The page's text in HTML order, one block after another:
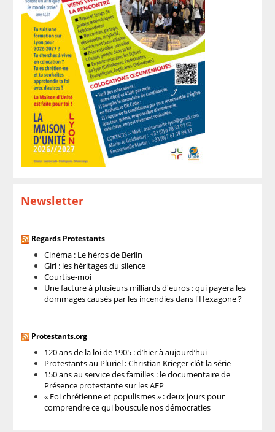
Newsletter
Regards Protestants
Cinéma : Le héros de Berlin
Girl : les héritages du silence
Courtise-moi
Une facture à plusieurs milliards d'euros : qui payera les
dommages causés par les incendies dans l'Hexagone ?
Protestants.org
120 ans de la loi de 1905 : d’hier à aujourd’hui
Protestants au Pluriel : Christian Krieger clôt la série
150 ans au service des familles : le documentaire de
Présence protestante sur les AFP
« Foi chrétienne et populismes » : deux jours pour
comprendre ce qui bouscule nos démocraties